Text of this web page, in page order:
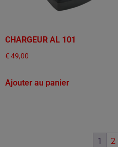
CHARGEUR AL 101
€ 49,00
Ajouter au panier
1 2